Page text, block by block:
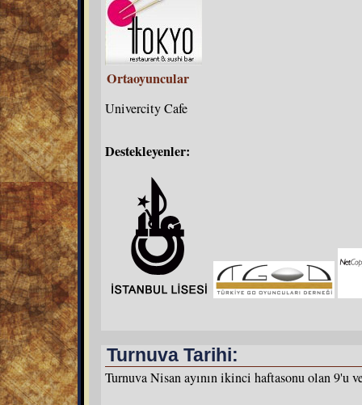
Ortaoyuncular
Univercity Cafe
Destekleyenler:
Turnuva Tarihi:
Turnuva Nisan ayının ikinci haftasonu olan 9'u